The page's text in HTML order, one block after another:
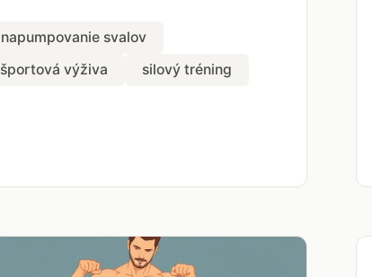
napumpovanie svalov
športová výživa silový tréning